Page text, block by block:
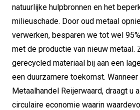
natuurlijke hulpbronnen en het
milieuschade. Door oud metaal
verwerken, besparen we tot wel
met de productie van nieuw metaal.
gerecycled materiaal bij aan een
een duurzamere toekomst.
Metaalhandel Reijerwaard, draagt u
circulaire economie waarin